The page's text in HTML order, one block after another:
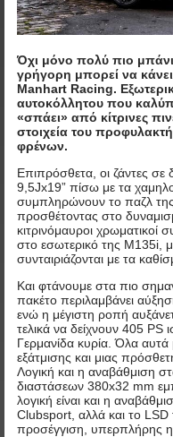
Όχι μόνο πολύ πιο
γρήγορη μπορεί να
Manhart Racing.
αυτοκόλλητου που
«σπάει» από κίτρινες
στοιχεία του
φρένων.
Επιπρόσθετα, οι ζάντες
9,5Jx19” πίσω με τα
συμπληρώνουν το παζλ της
προσθέτοντας στο
κιτρινόμαυροι χρωματικοί
στο εσωτερικό της M135i,
συνταιριάζονται με τα
Και φτάνουμε στα πιο
πακέτο περιλαμβάνει
ενώ η μέγιστη ροπή
τελικά να δείχνουν 405 PS
Γερμανίδα κυρία. Όλα
εξάτμισης και μιας
Λογική και η αναβάθμιση
διαστάσεων 380x32 mm
λογική είναι και η
Clubsport, αλλά και το LSD
προσέγγιση, υπερπλήρης